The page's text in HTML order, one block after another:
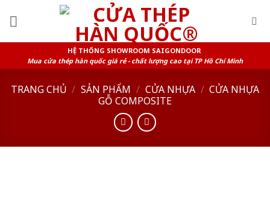
HỆ THỐNG SHOWROOM SAIGONDOOR
Mua cửa thép hàn quốc giá rẻ - chất lượng cao tại TP Hồ Chí Minh
TRANG CHỦ / SẢN PHẨM / CỬA NHỰA / CỬA NHỰA
GỖ COMPOSITE